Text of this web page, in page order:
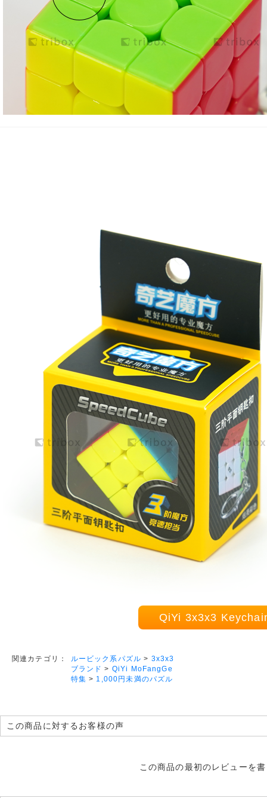
QiYi 3x3x3
関連カテゴリ： ルービック系パズル > 3x3x3
ブランド > QiYi MoFangGe
特集 > 1,000円未満のパズル
この商品に対するお客様の声
この商品の最初のレビューを